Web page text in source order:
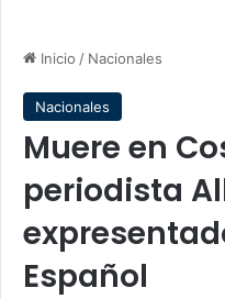
Inicio / Nacionales
Nacionales
Muere en
periodista
Español